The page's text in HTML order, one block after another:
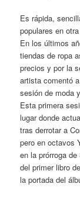
Es rápida,
populares en
En los últimos
tiendas de ropa
precios y por la
artista comentó
sesión de moda
Esta primera
lugar donde
tras derrotar a
pero en octavos
en la prórroga
del primer libro
la portada del